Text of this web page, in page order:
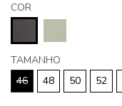
COR
TAMANHO
46
48 50 52